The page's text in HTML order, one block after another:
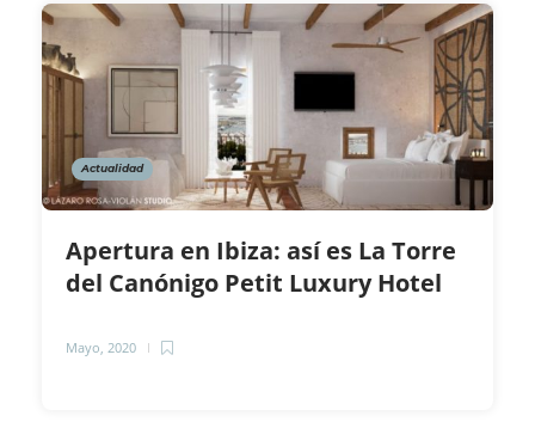
Actualidad
Apertura en Ibiza: así es La Torre
del Canónigo Petit Luxury Hotel
Mayo, 2020